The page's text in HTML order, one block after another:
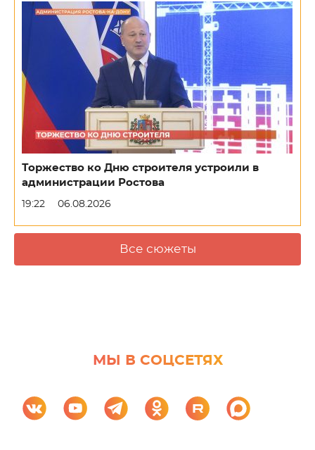
Торжество ко Дню строителя устроили в
администрации Ростова
19:22 06.08.2026
Все сюжеты
МЫ В СОЦСЕТЯХ